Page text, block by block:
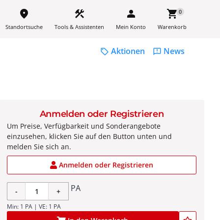
place
Standortsuche
construction
Tools & Assistenten
person
Mein Konto
shopping_cart0
Warenkorb
sell Aktionen feedback News
Anmelden oder Registrieren
Um Preise, Verfügbarkeit und Sonderangebote
einzusehen, klicken Sie auf den Button unten und
melden Sie sich an.
Anmelden oder Registrieren
- + PA
Min: 1 PA | VE: 1 PA